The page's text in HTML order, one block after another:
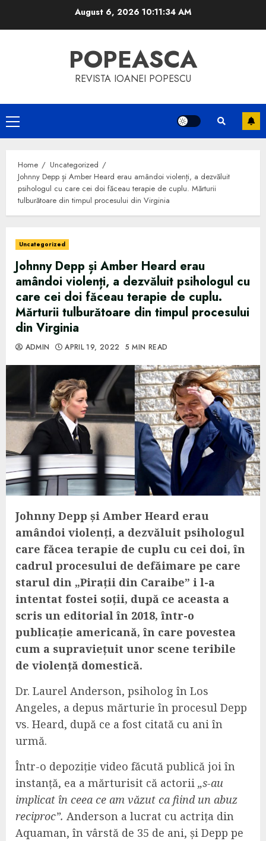
August 6, 2026 10:11:35 AM
POPEASCA
REVISTA IOANEI POPESCU
Primary
Menu
Home
Uncategorized
Johnny Depp și Amber Heard erau amândoi violenți, a dezvăluit
psihologul cu care cei doi făceau terapie de cuplu. Mărturii
tulburătoare din timpul procesului din Virginia
Uncategorized
Johnny Depp și Amber Heard erau
amândoi violenți, a dezvăluit psihologul cu
care cei doi făceau terapie de cuplu.
Mărturii tulburătoare din timpul procesului
din Virginia
ADMIN APRIL 19, 2022 5 MIN READ
Johnny Depp și Amber Heard erau
amândoi violenți, a dezvăluit psihologul
care făcea terapie de cuplu cu cei doi, în
cadrul procesului de defăimare pe care
starul din „Pirații din Caraibe” i l-a
intentat fostei soții, după ce aceasta a
scris un editorial în 2018, într-o
publicație americană, în care povestea
cum a supraviețuit unor scene teribile
de violență domestică.
Dr. Laurel Anderson, psiholog în Los
Angeles, a depus mărturie în procesul Depp
vs. Heard, după ce a fost citată cu ani în
urmă.
Într-o depoziție video făcută publică joi în
instanță, ea a mărturisit că actorii „s-au
implicat în ceea ce am văzut ca fiind un abuz
reciproc”. Anderson a lucrat cu actrița din
Aquaman, în vârstă de 35 de ani, și Depp pe